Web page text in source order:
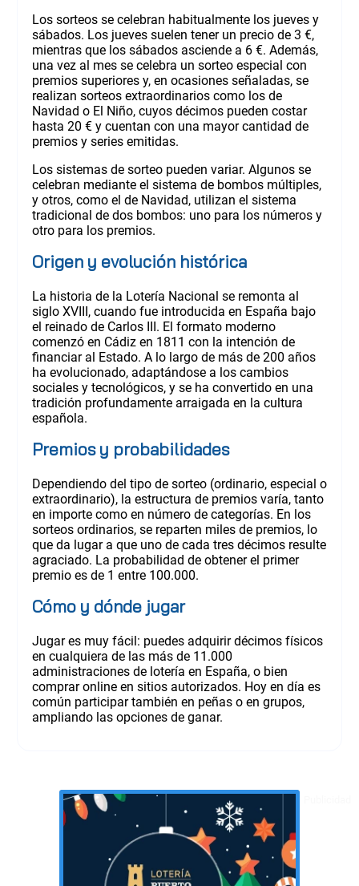
Los sorteos se celebran habitualmente los jueves y
sábados. Los jueves suelen tener un precio de 3 €,
mientras que los sábados asciende a 6 €. Además,
una vez al mes se celebra un sorteo especial con
premios superiores y, en ocasiones señaladas, se
realizan sorteos extraordinarios como los de
Navidad o El Niño, cuyos décimos pueden costar
hasta 20 € y cuentan con una mayor cantidad de
premios y series emitidas.
Los sistemas de sorteo pueden variar. Algunos se
celebran mediante el sistema de bombos múltiples,
y otros, como el de Navidad, utilizan el sistema
tradicional de dos bombos: uno para los números y
otro para los premios.
Origen y evolución histórica
La historia de la Lotería Nacional se remonta al
siglo XVIII, cuando fue introducida en España bajo
el reinado de Carlos III. El formato moderno
comenzó en Cádiz en 1811 con la intención de
financiar al Estado. A lo largo de más de 200 años
ha evolucionado, adaptándose a los cambios
sociales y tecnológicos, y se ha convertido en una
tradición profundamente arraigada en la cultura
española.
Premios y probabilidades
Dependiendo del tipo de sorteo (ordinario, especial o
extraordinario), la estructura de premios varía, tanto
en importe como en número de categorías. En los
sorteos ordinarios, se reparten miles de premios, lo
que da lugar a que uno de cada tres décimos resulte
agraciado. La probabilidad de obtener el primer
premio es de 1 entre 100.000.
Cómo y dónde jugar
Jugar es muy fácil: puedes adquirir décimos físicos
en cualquiera de las más de 11.000
administraciones de lotería en España, o bien
comprar online en sitios autorizados. Hoy en día es
común participar también en peñas o en grupos,
ampliando las opciones de ganar.